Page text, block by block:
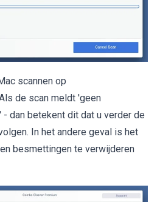
scannen op
de scan meldt 'geen
dan betekent dit dat u verder de
In het andere geval is het
besmettingen te verwijderen